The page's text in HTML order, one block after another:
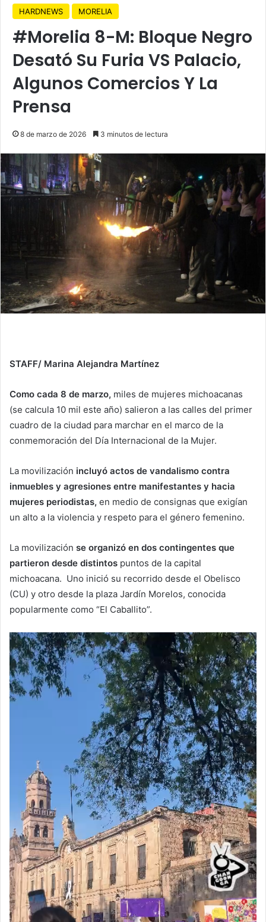
HARDNEWS MORELIA
#Morelia 8-M: Bloque Negro
Desató Su Furia VS Palacio,
Algunos Comercios Y La
Prensa
8 de marzo de 2026 3 minutos de lectura
STAFF/ Marina Alejandra Martínez
Como cada 8 de marzo, miles de mujeres michoacanas
(se calcula 10 mil este año) salieron a las calles del primer
cuadro de la ciudad para marchar en el marco de la
conmemoración del Día Internacional de la Mujer.
La movilización incluyó actos de vandalismo contra
inmuebles y agresiones entre manifestantes y hacia
mujeres periodistas, en medio de consignas que exigían
un alto a la violencia y respeto para el género femenino.
La movilización se organizó en dos contingentes que
partieron desde distintos puntos de la capital
michoacana. Uno inició su recorrido desde el Obelisco
(CU) y otro desde la plaza Jardín Morelos, conocida
popularmente como “El Caballito”.